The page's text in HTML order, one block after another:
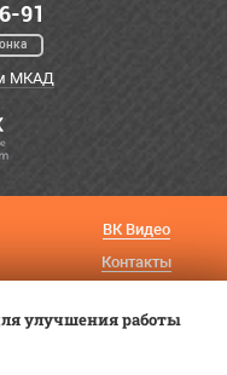
91
МКАД
ВК Видео
Контакты
улучшения работы